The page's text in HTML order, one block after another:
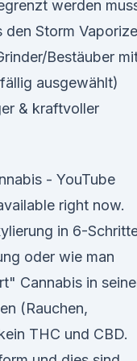
werden
den Storm
Bestäuber
ausgewählt)
& kraftvoller
- YouTube
right now.
in 6-
oder wie man
Cannabis in
(Rauchen,
THC und CBD.